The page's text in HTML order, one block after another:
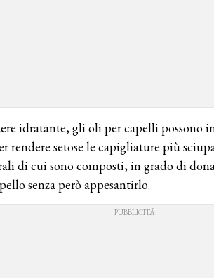
idratante, gli oli per capelli possono
rendere setose le capigliature più
di cui sono composti, in grado di
senza però appesantirlo.